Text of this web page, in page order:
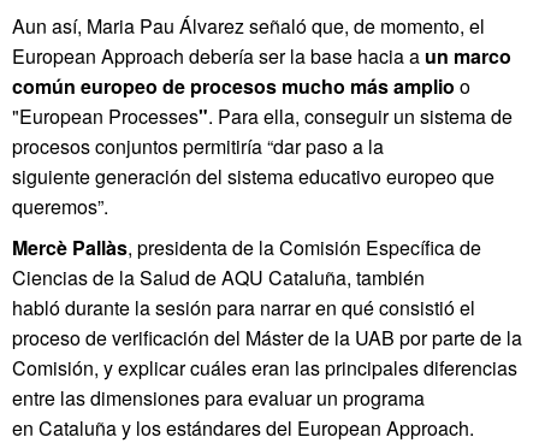
Aun así, Maria Pau Álvarez señaló que, de momento, el
European Approach debería ser la base hacia a un marco
común europeo de procesos mucho más amplio o
"European Processes". Para ella, conseguir un sistema de
procesos conjuntos permitiría “dar paso a la
siguiente generación del sistema educativo europeo que
queremos”.
Mercè Pallàs, presidenta de la Comisión Específica de
Ciencias de la Salud de AQU Cataluña, también
habló durante la sesión para narrar en qué consistió el
proceso de verificación del Máster de la UAB por parte de la
Comisión, y explicar cuáles eran las principales diferencias
entre las dimensiones para evaluar un programa
en Cataluña y los estándares del European Approach.